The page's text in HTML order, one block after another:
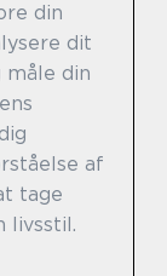
din
dit
måle din
af
tage
livsstil.